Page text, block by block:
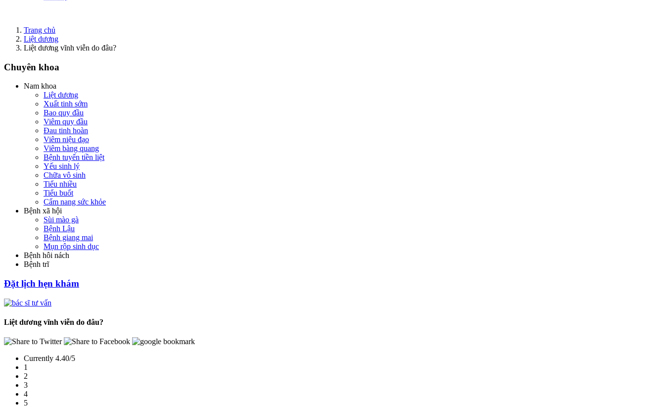
Trang chủ
Liệt dương
Liệt dương vĩnh viễn do đâu?
Chuyên khoa
Nam khoa
Liệt dương
Xuất tinh sớm
Bao quy đầu
Viêm quy đầu
Đau tinh hoàn
Viêm niệu đạo
Viêm bàng quang
Bệnh tuyến tiền liệt
Yếu sinh lý
Chữa vô sinh
Tiểu nhiều
Tiểu buốt
Cẩm nang sức khỏe
Bệnh xã hội
Sùi mào gà
Bệnh Lậu
Bệnh giang mai
Mụn rộp sinh dục
Bệnh hôi nách
Bệnh trĩ
Đặt lịch hẹn khám
Liệt dương vĩnh viễn do đâu?
Currently 4.40/5
1
2
3
4
5